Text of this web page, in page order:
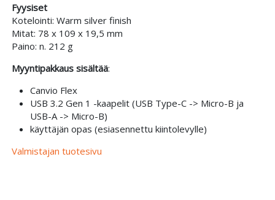
Fyysiset
Kotelointi: Warm silver finish
Mitat: 78 x 109 x 19,5 mm
Paino: n. 212 g
Myyntipakkaus sisältää:
Canvio Flex
USB 3.2 Gen 1 -kaapelit (USB Type-C -> Micro-B ja
USB-A -> Micro-B)
käyttäjän opas (esiasennettu kiintolevylle)
Valmistajan tuotesivu